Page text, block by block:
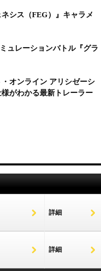
シス（FEG）』キャラメ
ュレーションバトル『グラ
・オンライン アリシゼーシ
がわかる最新トレーラー
詳細
詳細